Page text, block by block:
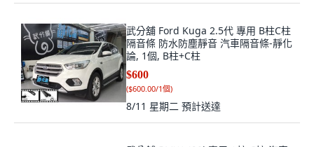
武分舖 Ford Kuga 2.5代 專用 B柱C柱
隔音條 防水防塵靜音 汽車隔音條-靜化
論, 1個, B柱+C柱
$600
($600.00/1個)
8/11 星期二 預計送達